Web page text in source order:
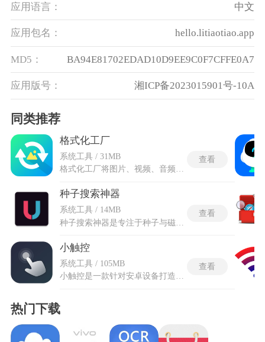
应用语言： 中文
应用包名： hello.litiaotiao.app
MD5： BA94E81702EDAD10D9EE9C0F7CFFE0A7
应用版号： 湘ICP备2023015901号-10A
同类推荐
格式化工厂
系统工具 / 31MB
查看
种子搜索神器
系统工具 / 14MB
查看
小触控
系统工具 / 105MB
查看
热门下载